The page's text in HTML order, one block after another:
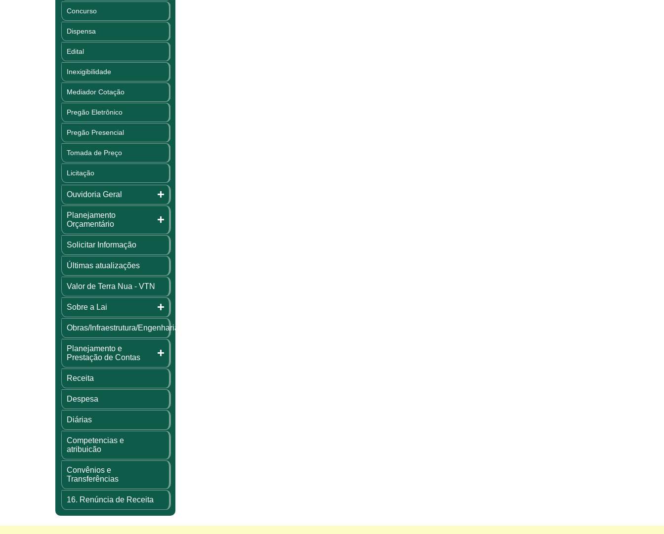
Concurso
Dispensa
Edital
Inexigibilidade
Mediador Cotação
Pregão Eletrônico
Pregão Presencial
Tomada de Preço
Licitação
Ouvidoria Geral
Planejamento
Orçamentário
Solicitar Informação
Últimas atualizações
Valor de Terra Nua - VTN
Sobre a Lai
Obras/Infraestrutura/Engenharia
Planejamento e
Prestação de Contas
Receita
Despesa
Diárias
Competencias e
atribuicão
Convênios e
Transferências
16. Renúncia de Receita